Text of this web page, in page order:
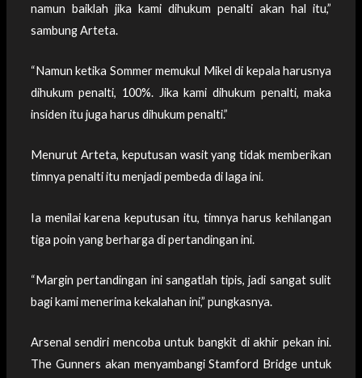
namun baiklah jika kami dihukum penalti akan hal itu,”
sambung Arteta.
“Namun ketika Sommer memukul Mikel di kepala harusnya
dihukum penalti, 100%. Jika kami dihukum penalti, maka
insiden itu juga harus dihukum penalti.”
Menurut Arteta, keputusan wasit yang tidak memberikan
timnya penalti itu menjadi pembeda di laga ini.
Ia menilai karena keputusan itu, timnya harus kehilangan
tiga poin yang berharga di pertandingan ini.
“Margin pertandingan ini sangatlah tipis, jadi sangat sulit
bagi kami menerima kekalahan ini,” pungkasnya.
Arsenal sendiri mencoba untuk bangkit di akhir pekan ini.
The Gunners akan menyambangi Stamford Bridge untuk